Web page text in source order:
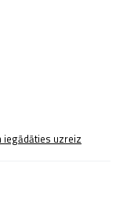
iegādāties uzreiz